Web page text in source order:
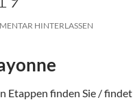
HINTERLASSEN
Etappen finden Sie / findet